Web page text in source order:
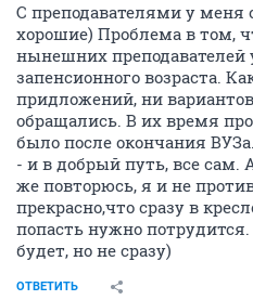
С преподавателями у меня
хорошие) Проблема в том,
нынешних преподавателей
запенсионного возраста.
придложений, ни
обращались. В их время
было после окончания
- и в добрый путь, все сам.
же повторюсь, я и не
прекрасно,что сразу в
попасть нужно
будет, но не сразу)
ОТВЕТИТЬ